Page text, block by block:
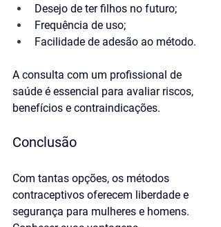
Desejo de ter filhos no futuro;
Frequência de uso;
Facilidade de adesão ao método.
A consulta com um profissional de
saúde é essencial para avaliar riscos,
benefícios e contraindicações.
Conclusão
Com tantas opções, os métodos
contraceptivos oferecem liberdade e
segurança para mulheres e homens.